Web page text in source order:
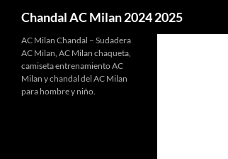
Chandal AC Milan 2024 2025
AC Milan Chandal – Sudadera
AC Milan, AC Milan chaqueta,
camiseta entrenamiento AC
Milan y chandal del AC Milan
para hombre y niño.